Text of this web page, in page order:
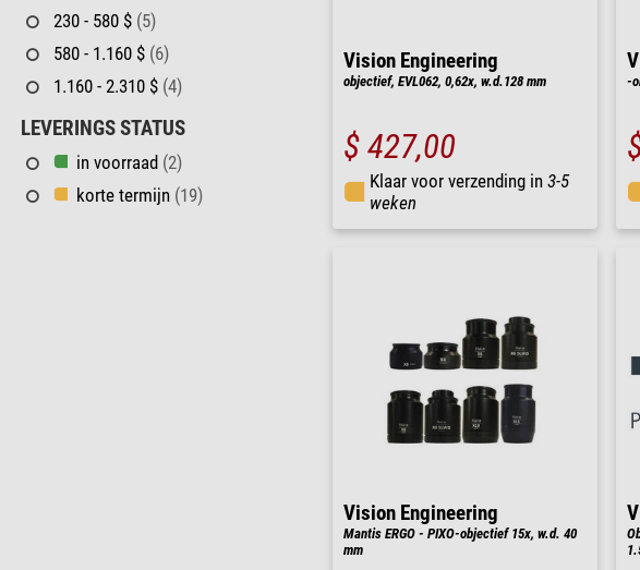
230 - 580 $ (5)
580 - 1.160 $ (6)
1.160 - 2.310 $ (4)
LEVERINGS STATUS
in voorraad (2)
korte termijn (19)
Vision Engineering
objectief, EVL062, 0,62x, w.d.128 mm
$ 427,00
Klaar voor verzending in 3-5
weken
-
Vision Engineering
Mantis ERGO - PIXO-objectief 15x, w.d. 40
mm